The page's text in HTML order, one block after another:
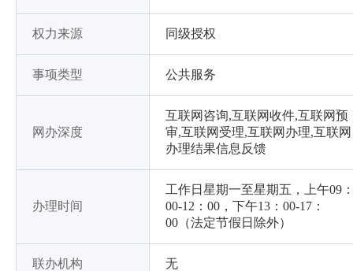
权力来源 同级授权
事项类型 公共服务
网办深度
互联网咨询,互联网收件,互联网预
审,互联网受理,互联网办理,互联网
办理结果信息反馈
办理时间
工作日星期一至星期五，上午09
00-12：00，下午13：00-17：
00（法定节假日除外）
联办机构 无